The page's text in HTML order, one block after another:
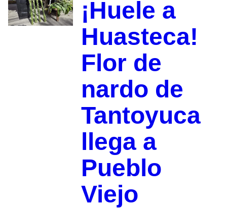
¡Huele a
Huasteca!
Flor de
nardo de
Tantoyuca
llega a
Pueblo
Viejo